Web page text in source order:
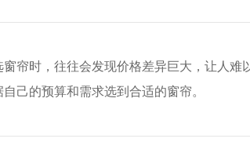
帘时，往往会发现价格差异巨大，让人难
己的预算和需求选到合适的窗帘。